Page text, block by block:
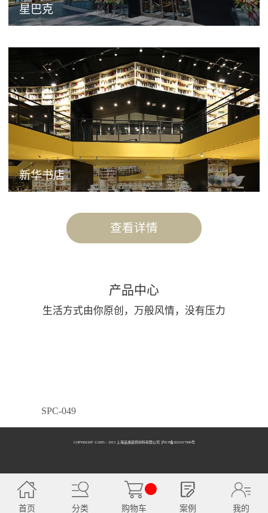
星巴克
新华书店
查看详情
产品中心
生活方式由你原创，万般风情，没有压力
SPC-049
SPC-050
COPYRIGHT ©2005 - 2013 上海品逸装饰材料有限公司 泸ICP备2021017990号
首页 分类 购物车 案例 我的